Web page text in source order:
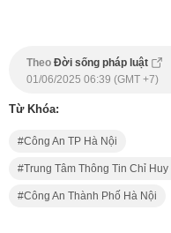
Theo Đời sống pháp luật
01/06/2025 06:39 (GMT +7)
Từ Khóa:
Công An TP Hà Nội
Trung Tâm Thông Tin Chỉ
Công An Thành Phố Hà Nội